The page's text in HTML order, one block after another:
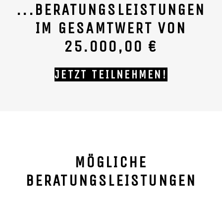
...BERATUNGSLEISTUNGEN
IM GESAMTWERT VON
25.000,00 €
JETZT TEILNEHMEN!
MÖGLICHE
BERATUNGSLEISTUNGEN